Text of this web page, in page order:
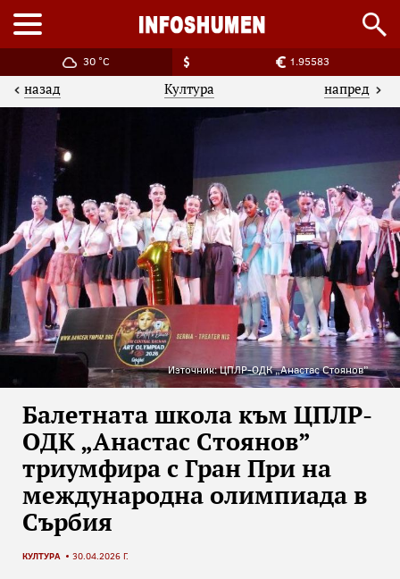
30 °C 1.95583
назад Култура напред
Източник: ЦПЛР-ОДК „Анастас Стоянов”
Балетната школа към ЦПЛР-
ОДК „Анастас Стоянов”
триумфира с Гран При на
международна олимпиада в
Сърбия
КУЛТУРА 30.04.2026 Г.